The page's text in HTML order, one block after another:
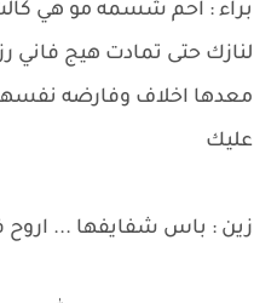
براء : احم شسمه مو هي
لنازك حتى تمادت هيج فاني
معدها اخلاف وفارضه
عليك
زين : باس شفايفها ... اروح